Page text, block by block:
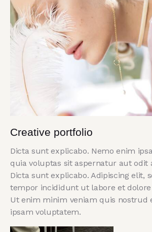
Creative portfolio
Dicta sunt explicabo. Nemo enim
quia voluptas sit aspernatur aut odit
Dicta sunt explicabo. Adipiscing elit,
tempor incididunt ut labore et
Ut enim minim veniam quis nostrud
ipsam voluptatem.